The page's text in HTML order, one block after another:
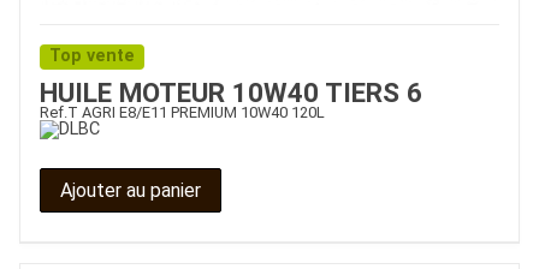
Top vente
HUILE MOTEUR 10W40 TIERS 6
Ref. T AGRI E8/E11 PREMIUM 10W40 120L
Ajouter au panier